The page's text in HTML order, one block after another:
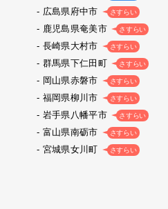
広島県府中市 さすらい
鹿児島県奄美市 さすらい
長崎県大村市 さすらい
群馬県下仁田町 さすらい
岡山県赤磐市 さすらい
福岡県柳川市 さすらい
岩手県八幡平市 さすらい
富山県南砺市 さすらい
宮城県女川町 さすらい